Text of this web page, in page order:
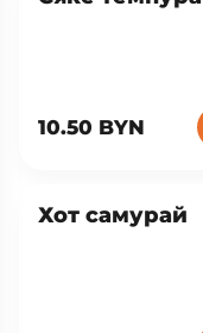
10.50 BYN
Хот самурай